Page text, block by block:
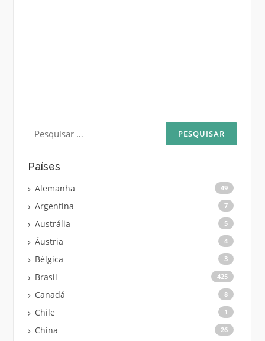
Pesquisar
por:
Países
Alemanha 49
Argentina 7
Austrália 5
Áustria 4
Bélgica 3
Brasil 425
Canadá 8
Chile 1
China 26